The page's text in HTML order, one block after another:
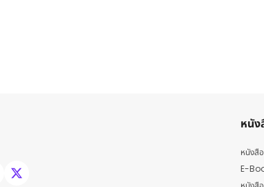
หนัง
หนังสื
E-